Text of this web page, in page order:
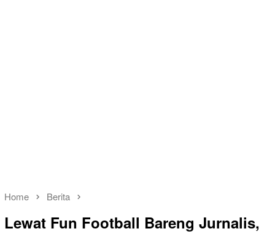
Home Berita
Lewat Fun Football Bareng Jurnalis,